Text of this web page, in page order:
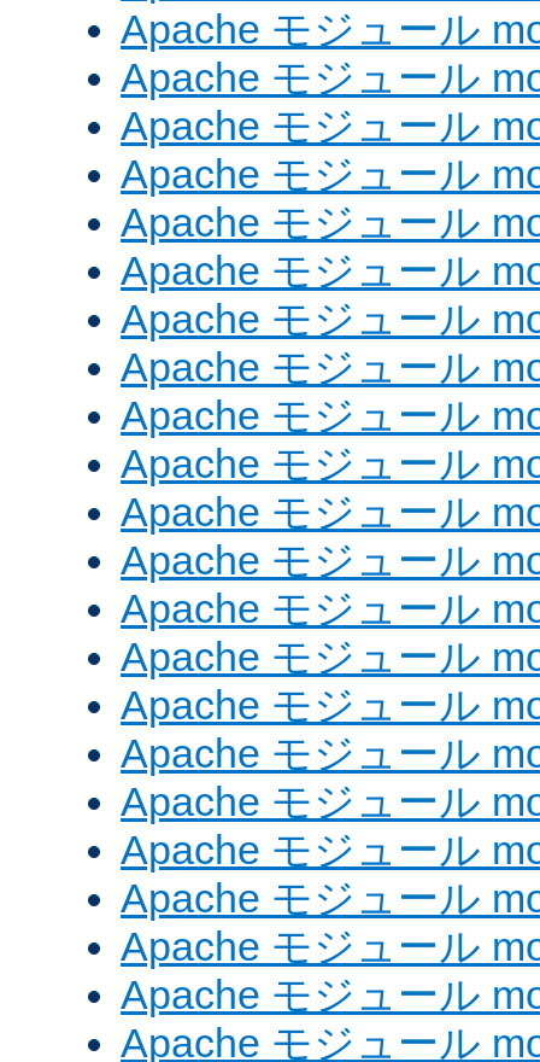
Apache モジュール
Apache モジュール
Apache モジュール
Apache モジュール
Apache モジュール
Apache モジュール
Apache モジュール
Apache モジュール
Apache モジュール
Apache モジュール
Apache モジュール
Apache モジュール
Apache モジュール
Apache モジュール
Apache モジュール
Apache モジュール
Apache モジュール
Apache モジュール
Apache モジュール
Apache モジュール
Apache モジュール
Apache モジュール